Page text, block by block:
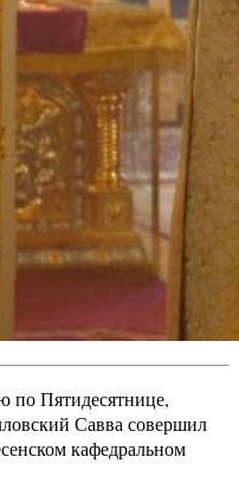
по Пятидесятнице,
Савва совершил
кафедральном